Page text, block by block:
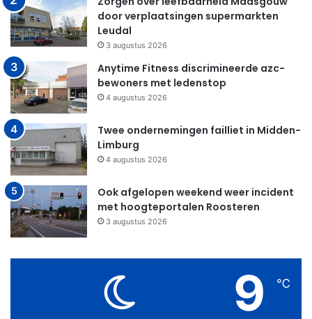
door verplaatsingen supermarkten
Leudal
3 augustus 2026
Anytime Fitness discrimineerde azc-
bewoners met ledenstop
4 augustus 2026
Twee ondernemingen failliet in Midden-
Limburg
4 augustus 2026
Ook afgelopen weekend weer incident
met hoogteportalen Roosteren
3 augustus 2026
9 ℃